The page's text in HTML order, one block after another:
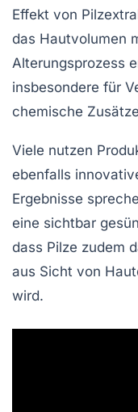
Effekt von
das Hautvolumen
Alterungsprozess
insbesondere für
chemische
Viele nutzen
ebenfalls
Ergebnisse
eine sichtbar
dass Pilze zudem
aus Sicht von
wird.